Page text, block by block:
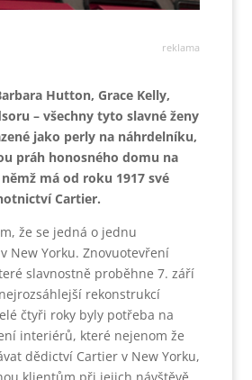
reklama
Hutton, Grace Kelly,
– všechny tyto slavné ženy
jako perly na náhrdelníku,
práh honosného domu na
má od roku 1917 své
Cartier.
že se jedná o jednu
New Yorku. Znovuotevření
slavnostně proběhne 7. září
rekonstrukcí
čtyři roky byly potřeba na
interiérů, které nejenom že
dědictví Cartier v New Yorku,